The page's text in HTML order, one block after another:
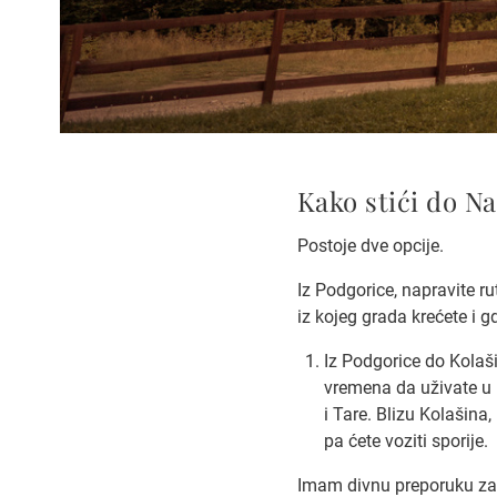
Kako stići do
Postoje dve opcije.
Iz Podgorice, napravite
iz kojeg grada krećete i
Iz Podgorice do
vremena da uživate
i Tare. Blizu
pa ćete voziti sporije.
Imam divnu preporuku